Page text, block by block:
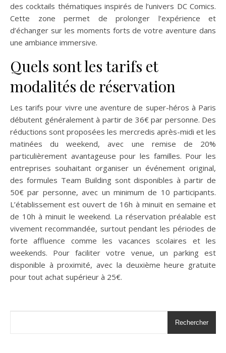
des cocktails thématiques inspirés de l’univers DC Comics.
Cette zone permet de prolonger l’expérience et
d’échanger sur les moments forts de votre aventure dans
une ambiance immersive.
Quels sont les tarifs et
modalités de réservation
Les tarifs pour vivre une aventure de super-héros à Paris
débutent généralement à partir de 36€ par personne. Des
réductions sont proposées les mercredis après-midi et les
matinées du weekend, avec une remise de 20%
particulièrement avantageuse pour les familles. Pour les
entreprises souhaitant organiser un événement original,
des formules Team Building sont disponibles à partir de
50€ par personne, avec un minimum de 10 participants.
L’établissement est ouvert de 16h à minuit en semaine et
de 10h à minuit le weekend. La réservation préalable est
vivement recommandée, surtout pendant les périodes de
forte affluence comme les vacances scolaires et les
weekends. Pour faciliter votre venue, un parking est
disponible à proximité, avec la deuxième heure gratuite
pour tout achat supérieur à 25€.
Rechercher